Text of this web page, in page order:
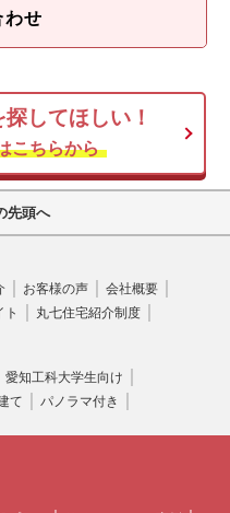
流れ
査定
の声
わせ
してほしい！
こちらから
先頭へ
お客様の声
会社概要
ト 丸七住宅紹介制度
愛知工科大学生向け
て パノラマ付き